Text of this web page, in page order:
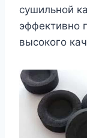
сушильной
эффективно
высокого